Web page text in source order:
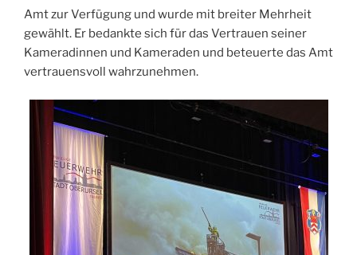
Amt zur Verfügung und wurde mit breiter Mehrheit
gewählt. Er bedankte sich für das Vertrauen seiner
Kameradinnen und Kameraden und beteuerte das Amt
vertrauensvoll wahrzunehmen.